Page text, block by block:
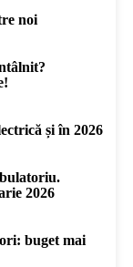
noi
și în 2026
2026
buget mai